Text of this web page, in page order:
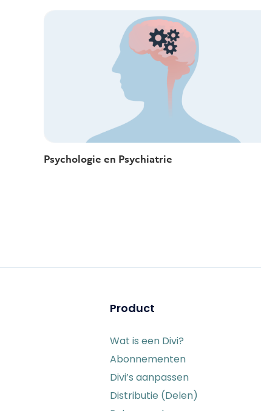
Psychologie en Psychiatrie
Product
Wat is een Divi?
Abonnementen
Divi’s aanpassen
Distributie (Delen)